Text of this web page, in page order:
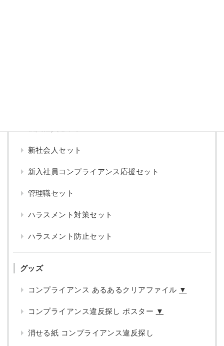
新社会人セット
新入社員コンプライアンス応援セット
管理職セット
ハラスメント対策セット
ハラスメント防止セット
グッズ
コンプライアンス あるあるクリアファイル ▼
コンプライアンス違反探し ポスター ▼
消せる紙 コンプライアンス違反探し